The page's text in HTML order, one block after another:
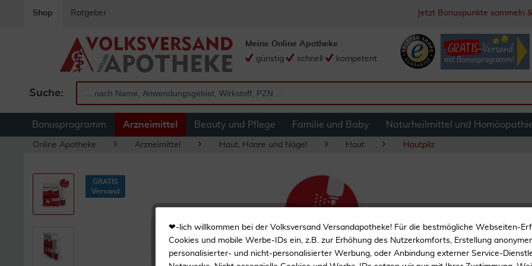
Shop Ratgeber Jetzt Bonuspunkte sammeln
Suche:
Meine Online Apotheke
günstig
schnell kompetent
Bonusprogramm Arzneimittel Beauty und Pflege Familie und Baby Naturheilmittel und
Online Apotheke Arzneimittel Haut, Haare und Nägel Haut Hautpilz
Mykosert Spray
GRATIS
Versand
❤-lich willkommen bei der Volksversand Versandapotheke! Für die bestmögliche Webseiten-
Cookies und mobile Werbe-IDs ein, z.B. zur Erhöhung des Nutzerkomforts, Erstellung
personalisierter- und nicht-personalisierter Werbung, oder Anbindung externer Service-